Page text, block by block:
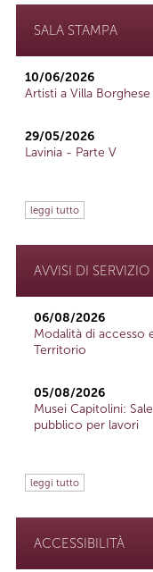
SALA STAMPA
10/06/2026
Artisti a Villa
29/05/2026
Lavinia - Parte V
leggi tutto
AVVISI DI SERVIZIO
06/08/2026
Modalità di accesso
Territorio
05/08/2026
Musei Capitolini:
pubblico per lavori
leggi tutto
ACCESSIBILITÀ